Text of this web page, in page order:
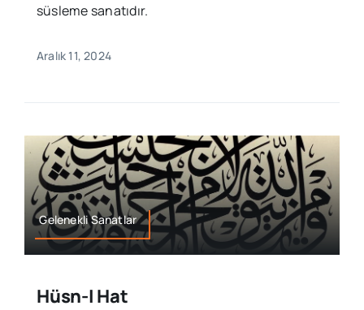
süsleme sanatıdır.
Aralık 11, 2024
Gelenekli Sanatlar
Hüsn-I Hat